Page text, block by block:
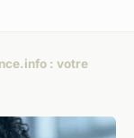
: votre